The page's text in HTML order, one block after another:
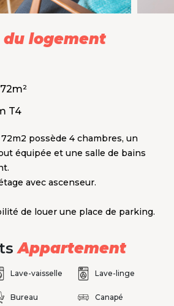
du logement
T4
possède 4 chambres, un
équipée et une salle de bains
avec ascenseur.
de louer une place de parking.
Appartement
Lave-vaisselle Lave-linge
Bureau Canapé